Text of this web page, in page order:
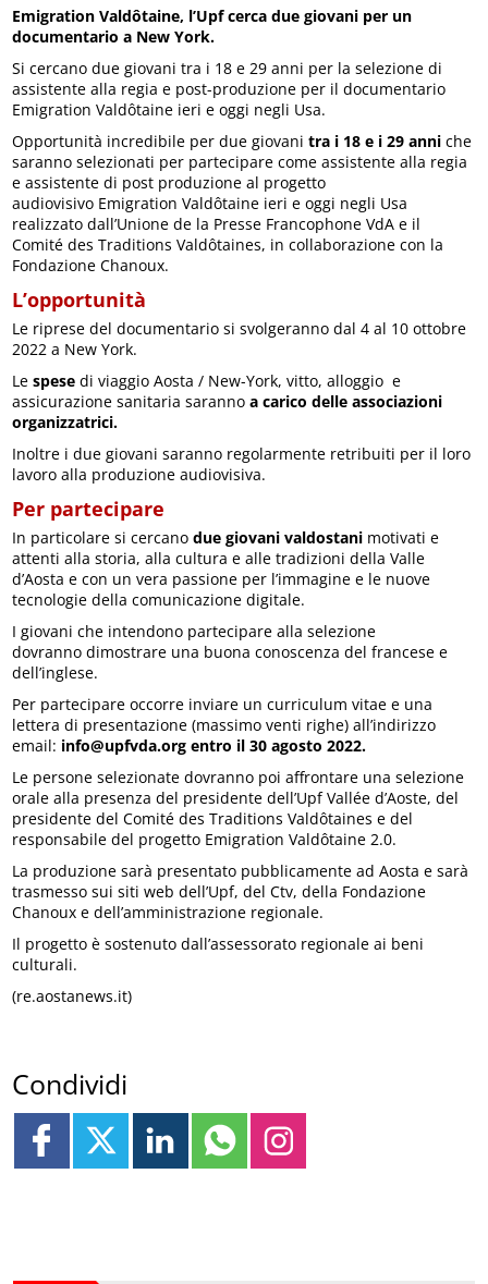
Emigration Valdôtaine, l’Upf cerca due giovani per un
documentario a New York.
Si cercano due giovani tra i 18 e 29 anni per la selezione di
assistente alla regia e post-produzione per il documentario
Emigration Valdôtaine ieri e oggi negli Usa.
Opportunità incredibile per due giovanitra i 18 e i 29 anni che
saranno selezionati per partecipare come assistente alla regia
e assistente di post produzione al progetto
audiovisivo Emigration Valdôtaine ieri e oggi negli Usa
realizzato dall’Unione de la Presse Francophone VdA e il
Comité des Traditions Valdôtaines, in collaborazione con la
Fondazione Chanoux.
L’opportunità
Le riprese del documentario si svolgeranno dal 4 al 10 ottobre
2022 a New York.
Le spese di viaggio Aosta / New-York, vitto, alloggio e
assicurazione sanitaria sarannoa carico delle associazioni
organizzatrici.
Inoltre i due giovani saranno regolarmente retribuiti per il loro
lavoro alla produzione audiovisiva.
Per partecipare
In particolare si cercanodue giovani valdostani motivati ​​e
attenti alla storia, alla cultura e alle tradizioni della Valle
d’Aosta e con un vera passione per l’immagine e le nuove
tecnologie della comunicazione digitale.
I giovani che intendono partecipare alla selezione
dovranno dimostrare una buona conoscenza del francese e
dell’inglese.
Per partecipare occorre inviare un curriculum vitae e una
lettera di presentazione (massimo venti righe) all’indirizzo
email: info@upfvda.org entro il 30 agosto 2022.
Le persone selezionate dovranno poi affrontare una selezione
orale alla presenza del presidente dell’Upf Vallée d’Aoste, del
presidente del Comité des Traditions Valdôtaines e del
responsabile del progetto Emigration Valdôtaine 2.0.
La produzione sarà presentato pubblicamente ad Aosta e sarà
trasmesso sui siti web dell’Upf, del Ctv, della Fondazione
Chanoux e dell’amministrazione regionale.
Il progetto è sostenuto dall’assessorato regionale ai beni
culturali.
(re.aostanews.it)
Condividi